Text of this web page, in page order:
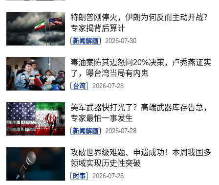
特朗普刚停火，伊朗为何反而主动开战？
专家揭背后算计
新闻解画 2026-07-30
毒油案陈其迈怒问20%决策，卢秀燕证实
了，曝台湾当局有内鬼
台湾 2026-07-28
美军武器快打光了？高端武器库存告急，
专家最怕一事发生
新闻解画 2026-07-28
攻破世界级难题、申遗成功！本周我国多
领域实现历史性突破
时事 2026-07-26